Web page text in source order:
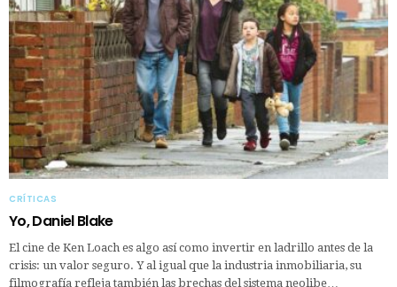
CRÍTICAS
Yo, Daniel Blake
El cine de Ken Loach es algo así como invertir en ladrillo antes de la
crisis: un valor seguro. Y al igual que la industria inmobiliaria, su
filmografía refleja también las brechas del sistema neolibe…